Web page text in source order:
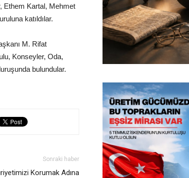
Ethem Kartal, Mehmet
katıldılar.
M. Rifat
Konseyler, Oda,
bulundular.
Sonraki haber
Korumak Adına